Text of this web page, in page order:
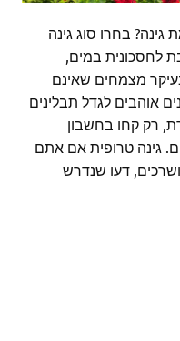
גינה? בחרו סוג גינה
לחסכונית במים,
מצמחים שאינם
אוהבים לגדל תבלינים
רק קחו בחשבון
גינה טרופית אם אתם
דעו שנדרש